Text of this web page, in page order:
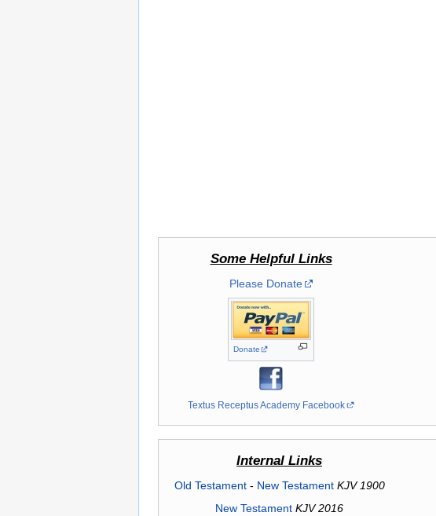
Some Helpful Links
Please Donate
Donate
Textus Receptus Academy Facebook
Internal Links
Old Testament- New Testament KJV 1900
New Testament KJV 2016